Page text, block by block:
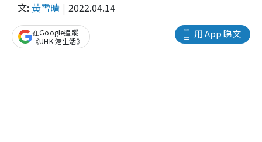
文: 黃雪晴 2022.04.14
用 App 睇文
在Google追蹤
《UHK 港生活》